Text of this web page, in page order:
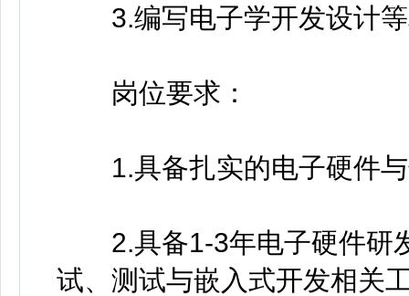
3.编写电子学开发设计等
岗位要求：
1.具备扎实的电子硬件与
2.具备1-3年电子硬件研
试、测试与嵌入式开发相关